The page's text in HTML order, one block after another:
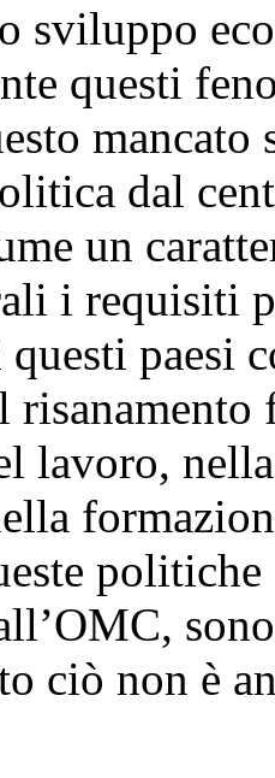
sviluppo
questi
dal
un
i requisiti
paesi
lavoro,
ciò non è